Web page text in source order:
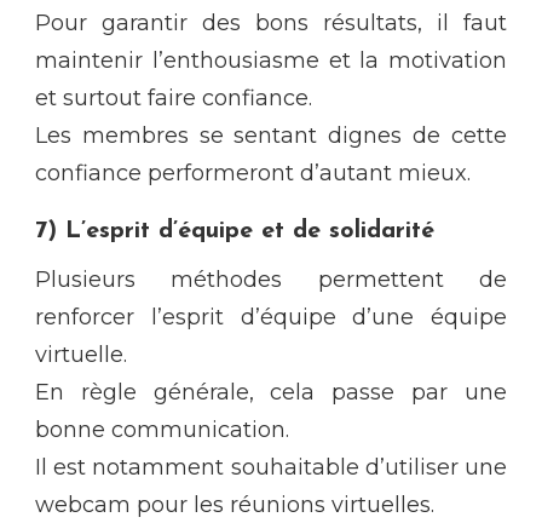
Pour garantir des bons résultats, il faut
maintenir l’enthousiasme et la motivation
et surtout faire confiance.
Les membres se sentant dignes de cette
confiance performeront d’autant mieux.
7) L’esprit d’équipe et de solidarité
Plusieurs méthodes permettent de
renforcer l’esprit d’équipe d’une équipe
virtuelle.
En règle générale, cela passe par une
bonne communication.
Il est notamment souhaitable d’utiliser une
webcam pour les réunions virtuelles.